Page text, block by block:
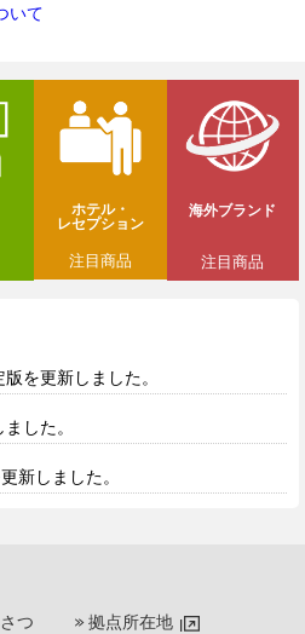
いて
ホテル・
レセプション
注目商品
海外ブランド
注目商品
を更新しました。
した。
新しました。
つ
拠点所在地